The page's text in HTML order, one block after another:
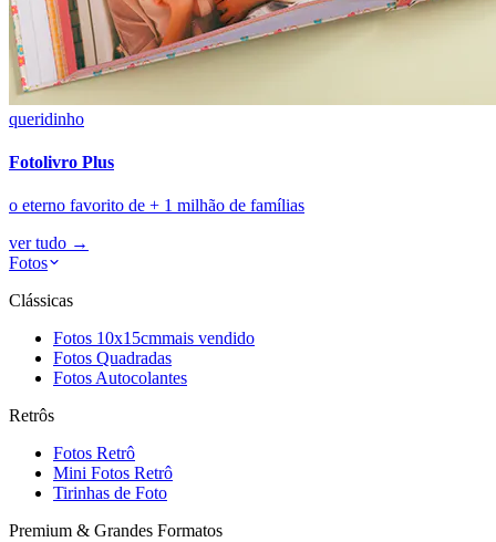
queridinho
Fotolivro Plus
o eterno favorito de + 1 milhão de famílias
ver tudo →
Fotos
Clássicas
Fotos 10x15cmmais vendido
Fotos Quadradas
Fotos Autocolantes
Retrôs
Fotos Retrô
Mini Fotos Retrô
Tirinhas de Foto
Premium & Grandes Formatos